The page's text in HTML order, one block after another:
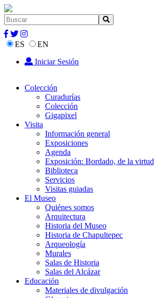
ES
EN
Iniciar Sesión
Colección
Curadurías
Colección
Gigapixel
Visita
Información general
Exposiciones
Agenda
Exposición: Bordado, de la virtud
Biblioteca
Servicios
Visitas guiadas
El Museo
Quiénes somos
Arquitectura
Historia del Museo
Historia de Chapultepec
Arqueología
Murales
Salas de Historia
Salas del Alcázar
Educación
Materiales de divulgación